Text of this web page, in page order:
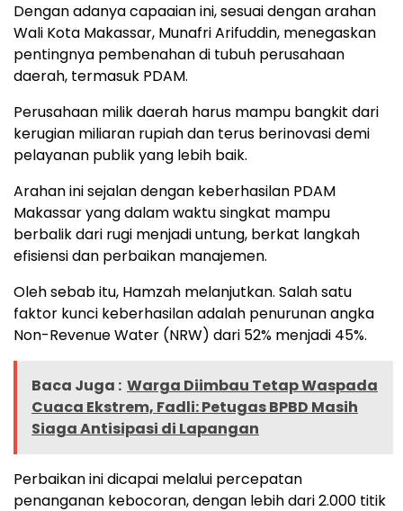
Dengan adanya capaaian ini, sesuai dengan arahan
Wali Kota Makassar, Munafri Arifuddin, menegaskan
pentingnya pembenahan di tubuh perusahaan
daerah, termasuk PDAM.
Perusahaan milik daerah harus mampu bangkit dari
kerugian miliaran rupiah dan terus berinovasi demi
pelayanan publik yang lebih baik.
Arahan ini sejalan dengan keberhasilan PDAM
Makassar yang dalam waktu singkat mampu
berbalik dari rugi menjadi untung, berkat langkah
efisiensi dan perbaikan manajemen.
Oleh sebab itu, Hamzah melanjutkan. Salah satu
faktor kunci keberhasilan adalah penurunan angka
Non-Revenue Water (NRW) dari 52% menjadi 45%.
Baca Juga : Warga Diimbau Tetap Waspada
Cuaca Ekstrem, Fadli: Petugas BPBD Masih
Siaga Antisipasi di Lapangan
Perbaikan ini dicapai melalui percepatan
penanganan kebocoran, dengan lebih dari 2.000 titik